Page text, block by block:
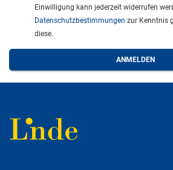
Einwilligung kann jederzeit widerrufen
Datenschutzbestimmungen zur Kenntnis
diese.